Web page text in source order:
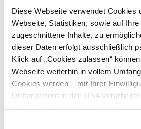
Diese Webseite verwendet Cookies
Webseite, Statistiken, sowie auf
zugeschnittene Inhalte, zu
dieser Daten erfolgt ausschließlich
Klick auf „Cookies zulassen“
Webseite weiterhin in vollem
Cookies werden – mit Ihrer
Drittanbietern in den USA
den USA besteht derzeit kein